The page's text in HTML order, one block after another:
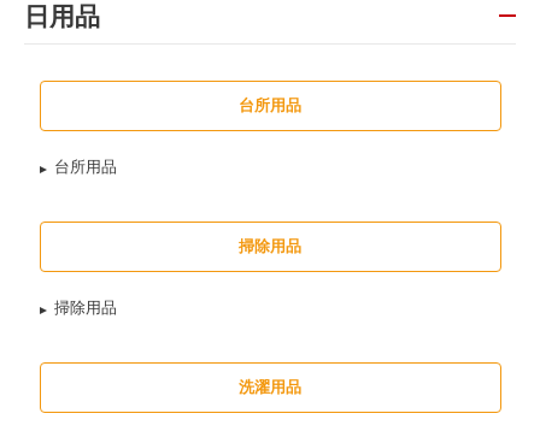
日用品
台所用品
台所用品
掃除用品
掃除用品
洗濯用品